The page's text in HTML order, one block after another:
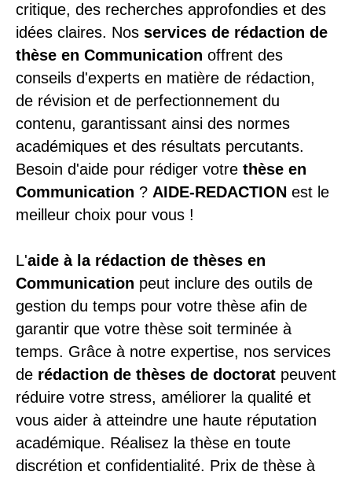
critique, des recherches approfondies et des
idées claires. Nos services de rédaction de
thèse en Communication offrent des
conseils d'experts en matière de rédaction,
de révision et de perfectionnement du
contenu, garantissant ainsi des normes
académiques et des résultats percutants.
Besoin d'aide pour rédiger votre thèse en
Communication ? AIDE-REDACTION est le
meilleur choix pour vous !
L'aide à la rédaction de thèses en
Communication peut inclure des outils de
gestion du temps pour votre thèse afin de
garantir que votre thèse soit terminée à
temps. Grâce à notre expertise, nos services
de rédaction de thèses de doctorat peuvent
réduire votre stress, améliorer la qualité et
vous aider à atteindre une haute réputation
académique. Réalisez la thèse en toute
discrétion et confidentialité. Prix ​​de thèse à